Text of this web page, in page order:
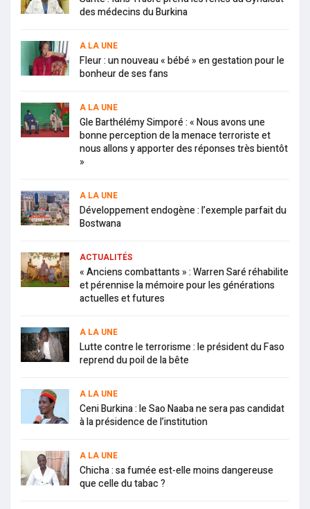
des médecins du Burkina
A LA UNE
Fleur : un nouveau « bébé » en gestation pour le
bonheur de ses fans
A LA UNE
Gle Barthélémy Simporé : « Nous avons une
bonne perception de la menace terroriste et
nous allons y apporter des réponses très bientôt
»
A LA UNE
Développement endogène : l’exemple parfait du
Bostwana
ACTUALITÉS
« Anciens combattants » : Warren Saré réhabilite
et pérennise la mémoire pour les générations
actuelles et futures
A LA UNE
Lutte contre le terrorisme : le président du Faso
reprend du poil de la bête
A LA UNE
Ceni Burkina : le Sao Naaba ne sera pas candidat
à la présidence de l’institution
A LA UNE
Chicha : sa fumée est-elle moins dangereuse
que celle du tabac ?